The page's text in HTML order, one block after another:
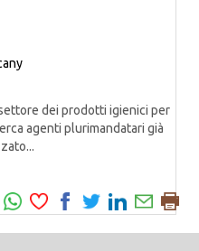
dei prodotti igienici per
agenti plurimandatari già